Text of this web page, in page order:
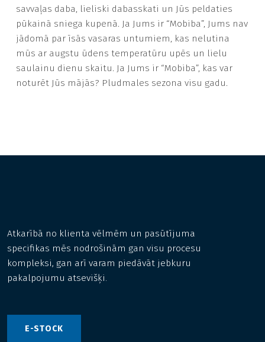
savvaļas daba, lieliski dabasskati un Jūs peldaties
pūkainā sniega kupenā. Ja Jums ir “Mobiba”, Jums nav
jādomā par īsās vasaras untumiem, kas nelutina
mūs ar augstu ūdens temperatūru upēs un lielu
saulainu dienu skaitu. Ja Jums ir “Mobiba”, kas var
noturēt Jūs mājās? Pludmales sezona visu gadu.
Atkarībā no klienta vēlmēm un pasūtījuma
specifikas mēs nodrošinām gan visu procesu
kompleksi, gan arī varam piedāvāt jebkuru
pakalpojumu atsevišķi.
E-STOCK